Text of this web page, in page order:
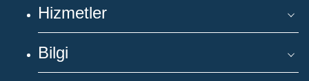
Hizmetler
Bilgi